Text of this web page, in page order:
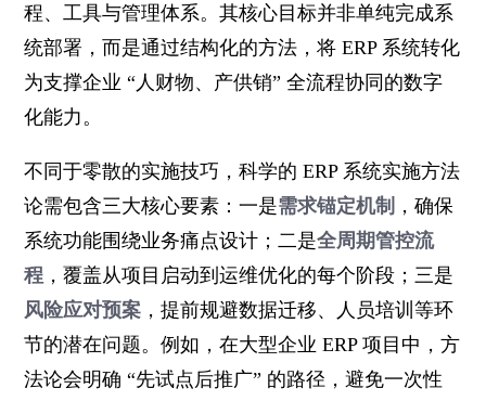
程、工具与管理体系。其核心目标并非单纯完成系
统部署，而是通过结构化的方法，将 ERP 系统转化
为支撑企业 “人财物、产供销” 全流程协同的数字
化能力。
不同于零散的实施技巧，科学的 ERP 系统实施方法
论需包含三大核心要素：一是需求锚定机制 ，确保
系统功能围绕业务痛点设计；二是全周期管控流
程 ，覆盖从项目启动到运维优化的每个阶段；三是
风险应对预案 ，提前规避数据迁移、人员培训等环
节的潜在问题。例如，在大型企业 ERP 项目中，方
法论会明确 “先试点后推广” 的路径，避免一次性